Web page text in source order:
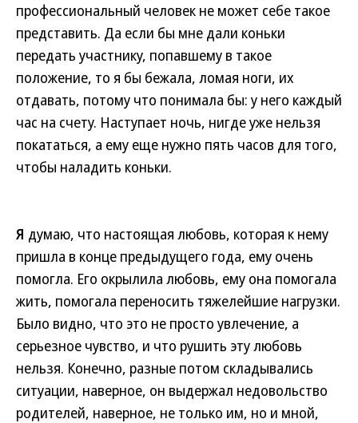
профессиональный человек не может себе такое
представить. Да если бы мне дали коньки
передать участнику, попавшему в такое
положение, то я бы бежала, ломая ноги, их
отдавать, потому что понимала бы: у него каждый
час на счету. Наступает ночь, нигде уже нельзя
покататься, а ему еще нужно пять часов для того,
чтобы наладить коньки.
Я думаю, что настоящая любовь, которая к нему
пришла в конце предыдущего года, ему очень
помогла. Его окрылила любовь, ему она помогала
жить, помогала переносить тяжелейшие нагрузки.
Было видно, что это не просто увлечение, а
серьезное чувство, и что рушить эту любовь
нельзя. Конечно, разные потом складывались
ситуации, наверное, он выдержал недовольство
родителей, наверное, не только им, но и мной,